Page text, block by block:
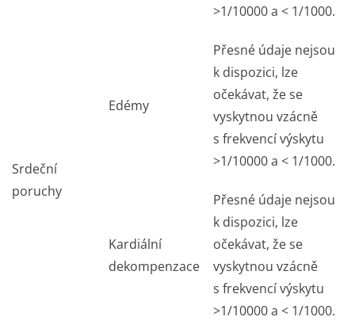
>1/10000 a < 1/1000.
Srdeční
poruchy
Edémy
Přesné údaje nejsou
k dispozici, lze
očekávat, že se
vyskytnou vzácně
s frekvencí výskytu
>1/10000 a < 1/1000.
Kardiální
dekompenzace
Přesné údaje nejsou
k dispozici, lze
očekávat, že se
vyskytnou vzácně
s frekvencí výskytu
>1/10000 a < 1/1000.